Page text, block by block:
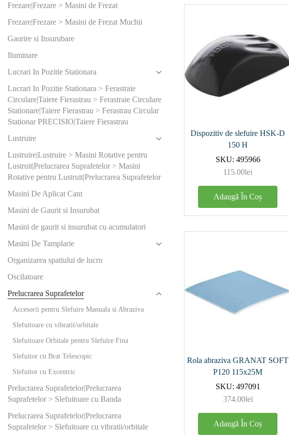
5(0)
Produs Diametru
disc (mm)
215(2)
Produs Diametru
racord aspirator
(3)
27/36(1)
Produs Granulaţie
100
40(1)
Produs Ø taler de
şlefuit (mm)
Dispozitiv de slefuire HSK-D
150 H
SKU: 495966
115.00lei
Adaugă În Coș
Rola abraziva GRANAT SOFT
P120 115x25M
SKU: 497091
374.00lei
Adaugă În Coș
Frezare|Frezare > Masini de Frezat
Frezare|Frezare > Masini de Frezat Muchii
Gaurire si Insurubare
Iluminare
Lucrari In Pozitie Stationara
Lucrari In Pozitie Stationara > Ferastraie
Circulare|Taiere Fierastrau > Ferastraie Circulare
Stationare|Taiere Fierastrau > Ferastrau Circular
Stationar PRECISIO|Taiere Fierastrau
Lustruire
Lustruire|Lustruire > Masini Rotative pentru
Lustruit|Prelucrarea Suprafetelor > Masini
Rotative pentru Lustruit|Prelucrarea Suprafetelor
Masini De Aplicat Cant
Masini de Gaurit si Insurubat
Masini de gaurit si insurubat cu acumulatori
Masini De Tamplarie
Organizarea spatiului de lucru
Oscilatoare
Prelucrarea Suprafetelor
Accesorii pentru Slefuire Manuala si Abraziva
Slefuitoare cu vibratii/orbitale
Slefuitoare Orbitale pentru Slefuire Fina
Slefuitor cu Brat Telescopic
Slefuitor cu Excentric
Prelucrarea Suprafetelor|Prelucrarea
Suprafetelor > Slefuitoare cu Banda
Prelucrarea Suprafetelor|Prelucrarea
Suprafetelor > Slefuitoare cu vibratii/orbitale